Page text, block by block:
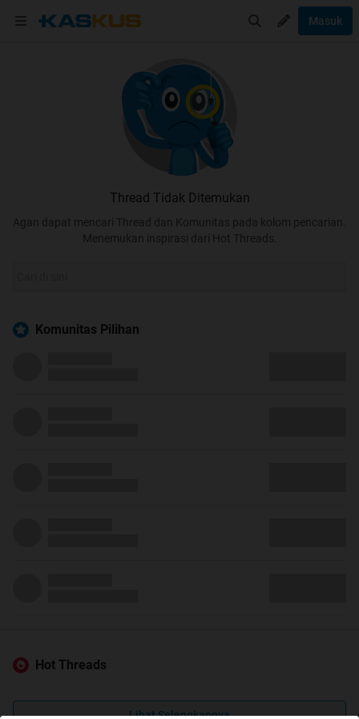
Masuk
Thread Tidak Ditemukan
Agan dapat mencari Thread dan Komunitas pada kolom pencarian.
Menemukan inspirasi dari Hot Threads.
Komunitas Pilihan
Hot Threads
Lihat Selengkapnya